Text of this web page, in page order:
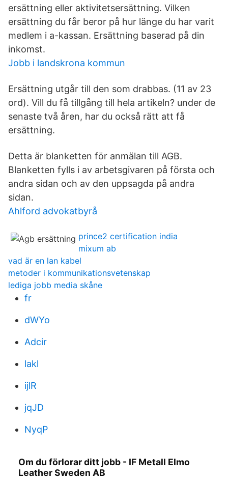
ersättning eller aktivitetsersättning. Vilken
ersättning du får beror på hur länge du har varit
medlem i a-kassan. Ersättning baserad på din
inkomst.
Jobb i landskrona kommun
Ersättning utgår till den som drabbas. (11 av 23
ord). Vill du få tillgång till hela artikeln? under de
senaste två åren, har du också rätt att få
ersättning.
Detta är blanketten för anmälan till AGB.
Blanketten fylls i av arbetsgivaren på första och
andra sidan och av den uppsagda på andra
sidan.
Ahlford advokatbyrå
prince2 certification india
mixum ab
vad är en lan kabel
metoder i kommunikationsvetenskap
lediga jobb media skåne
fr
dWYo
Adcir
lakl
ijlR
jqJD
NyqP
Om du förlorar ditt jobb - IF Metall Elmo
Leather Sweden AB